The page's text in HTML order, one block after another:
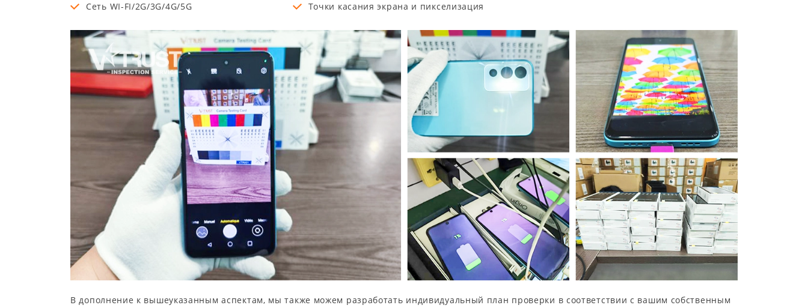
Сеть WI-FI/2G/3G/4G/5G
Точки касания экрана и пикселизация
В дополнение к вышеуказанным аспектам, мы также можем разработать индивидуальный план проверки в соответствии с вашим собственным